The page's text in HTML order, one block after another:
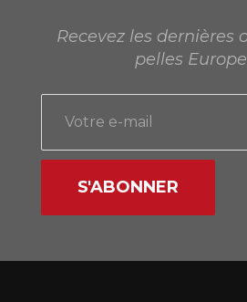
Recevez les dernières
pelles
S'ABONNER